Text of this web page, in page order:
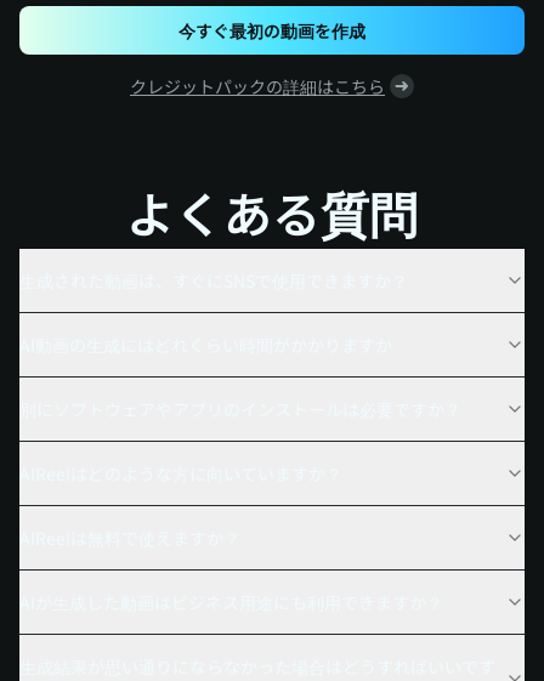
今すぐ最初の動画を作成
クレジットパックの詳細はこちら
よくある質問